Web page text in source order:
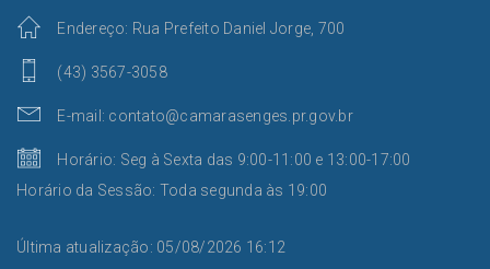
Endereço: Rua Prefeito Daniel Jorge, 700
(43) 3567-3058
E-mail: contato@camarasenges.pr.gov.br
Horário: Seg à Sexta das 9:00-11:00 e 13:00-17:00
Horário da Sessão: Toda segunda às 19:00
Última atualização: 05/08/2026 16:12